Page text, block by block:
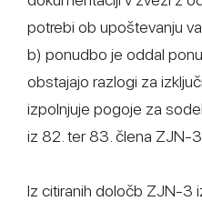
potrebi ob upoštevanju
b) ponudbo je oddal
obstajajo razlogi za
izpolnjuje pogoje za
iz 82. ter 83. člena ZJN-
Iz citiranih določb ZJN-3